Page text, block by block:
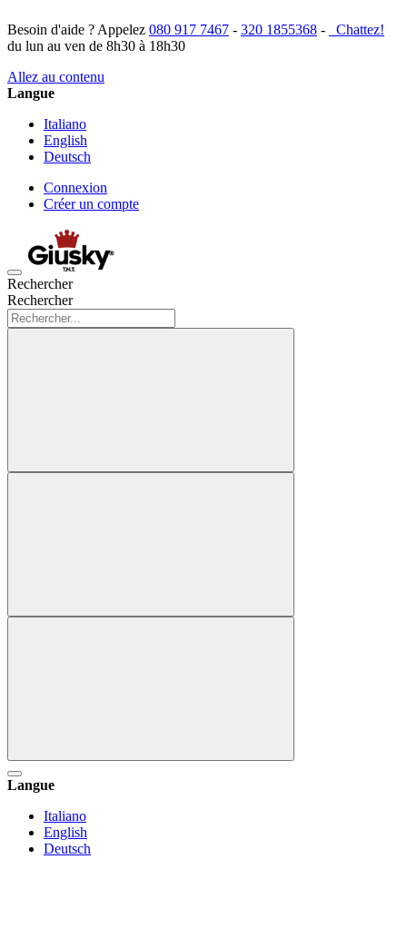
Besoin d'aide ? Appelez 080 917 7467 - 320 1855368 -
Chattez!
du lun au ven de 8h30 à 18h30
Allez au contenu
Langue
Italiano
English
Deutsch
Connexion
Créer un compte
Rechercher
Rechercher
Langue
Italiano
English
Deutsch